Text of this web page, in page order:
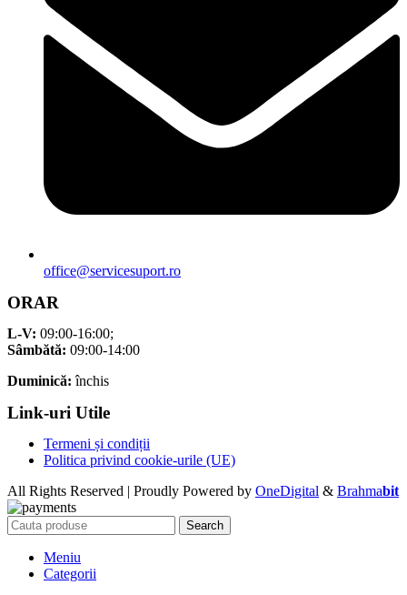
office@servicesuport.ro
ORAR
L-V: 09:00-16:00;
Sâmbătă: 09:00-14:00
Duminică: închis
Link-uri Utile
Termeni și condiții
Politica privind cookie-urile (UE)
All Rights Reserved | Proudly Powered by OneDigital & Brahmabit
Search
Meniu
Categorii